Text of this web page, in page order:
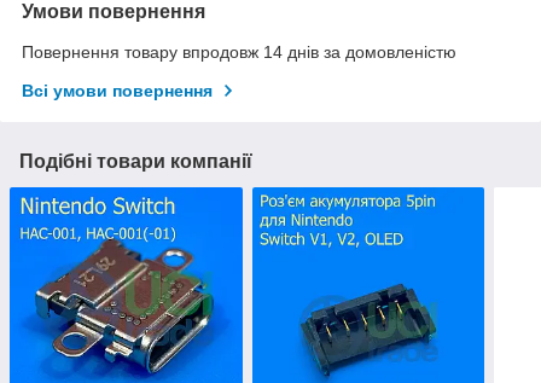
Умови повернення
Повернення товару впродовж 14 днів за домовленістю
Всі умови повернення
Подібні товари компанії